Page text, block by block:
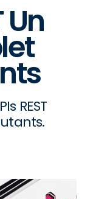
Un
REST